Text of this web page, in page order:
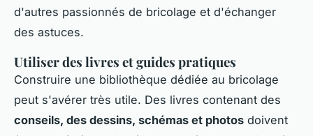
d'autres passionnés de bricolage et d'échanger
des astuces.
Utiliser des livres et guides pratiques
Construire une bibliothèque dédiée au bricolage
peut s'avérer très utile. Des livres contenant des
conseils, des dessins, schémas et photos doivent